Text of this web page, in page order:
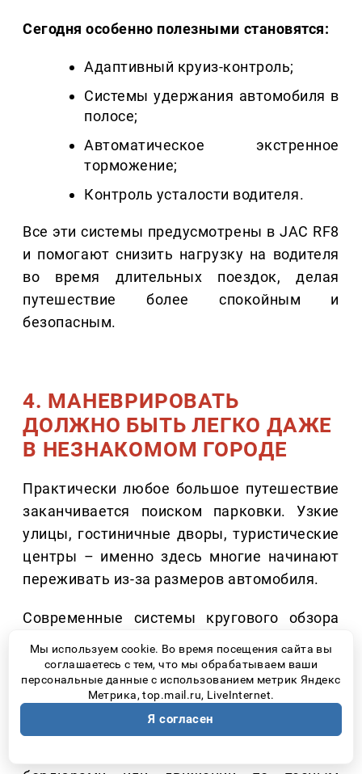
Сегодня особенно полезными становятся:
Адаптивный круиз-контроль;
Системы удержания автомобиля в
полосе;
Автоматическое экстренное
торможение;
Контроль усталости водителя.
Все эти системы предусмотрены в JAC RF8
и помогают снизить нагрузку на водителя
во время длительных поездок, делая
путешествие более спокойным и
безопасным.
4. МАНЕВРИРОВАТЬ
ДОЛЖНО БЫТЬ ЛЕГКО ДАЖЕ
В НЕЗНАКОМОМ ГОРОДЕ
Практически любое большое путешествие
заканчивается поиском парковки. Узкие
улицы, гостиничные дворы, туристические
центры – именно здесь многие начинают
переживать из-за размеров автомобиля.
Современные системы кругового обзора
значительно упрощают эту задачу.
Например, камеры с обзором 540 градусов
позволяют видеть не только пространство
вокруг автомобиля, но и область
непосредственно под ним. Это особенно
Мы используем cookie. Во время посещения сайта вы
соглашаетесь с тем, что мы обрабатываем ваши
персональные данные с использованием метрик Яндекс
Метрика, top.mail.ru, LiveInternet.
Я согласен